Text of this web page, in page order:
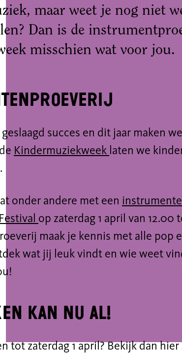
maar weet je nog niet
Dan is de
misschien wat voor jou.
succes en dit jaar maken
Kindermuziekweek laten we
onder andere met een
op zaterdag 1 april van 12.00
maak je kennis met alle pop
wat jij leuk vindt en wie weet
kan nu al!
tot zaterdag 1 april? Bekijk dan hier